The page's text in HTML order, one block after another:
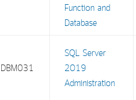
Function and
Database
DBM031
SQL Server
2019
Administration